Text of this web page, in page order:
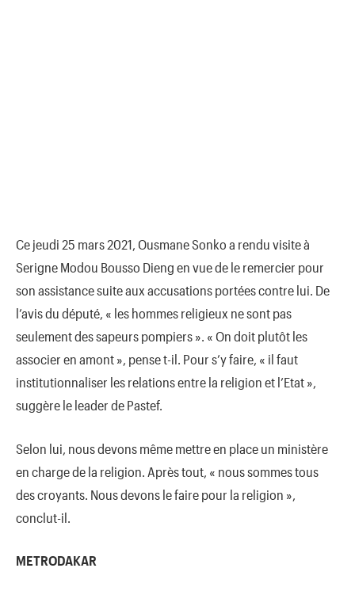
Ce jeudi 25 mars 2021, Ousmane Sonko a rendu visite à
Serigne Modou Bousso Dieng en vue de le remercier pour
son assistance suite aux accusations portées contre lui. De
l’avis du député, « les hommes religieux ne sont pas
seulement des sapeurs pompiers ». « On doit plutôt les
associer en amont », pense t-il. Pour s’y faire, « il faut
institutionnaliser les relations entre la religion et l’Etat »,
suggère le leader de Pastef.
Selon lui, nous devons même mettre en place un ministère
en charge de la religion. Après tout, « nous sommes tous
des croyants. Nous devons le faire pour la religion »,
conclut-il.
METRODAKAR